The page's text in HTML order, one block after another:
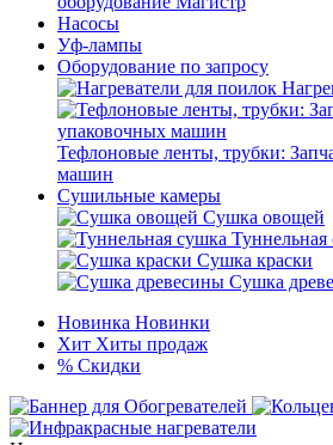
Насосы
Уф-лампы
Оборудование по запросу
Тефлоновые ленты, трубки:
машин
Сушильные камеры
Сушка овощей
Туннельная
Сушка краски
Сушка
Новинка Новинки
Хит Хиты продаж
% Скидки